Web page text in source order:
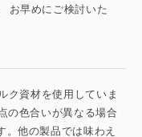
お早めにご検討いた
ク資材を使用していま
の色合いが異なる場合
他の製品では味わえ